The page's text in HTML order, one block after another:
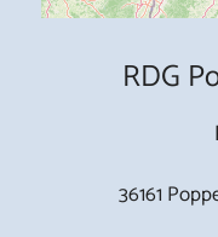
RDG
36161